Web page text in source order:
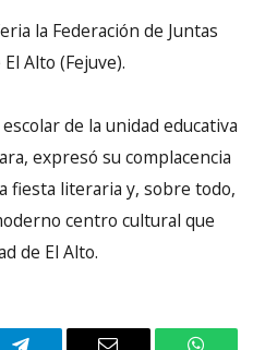
la Federación de Juntas
Alto (Fejuve).
de la unidad educativa
expresó su complacencia
fiesta literaria y, sobre todo,
centro cultural que
de El Alto.